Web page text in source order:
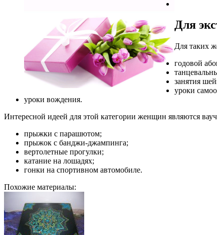
Для
Для таких
годовой
занятия
уроки
уроки вождения.
Интересной идеей для этой категории женщин являются
прыжки с парашютом;
прыжок с банджи-джампинга;
вертолетные прогулки;
катание на лошадях;
гонки на спортивном автомобиле.
Похожие материалы: